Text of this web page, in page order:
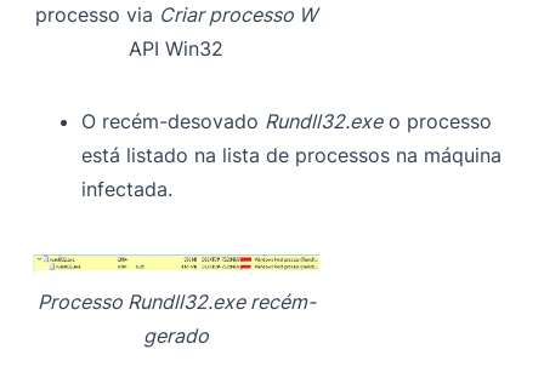
processo via Criar processo W
API Win32
O recém-desovado Rundll32.exeo processo
está listado na lista de processos na máquina
infectada.
Processo Rundll32.exe recém-
gerado